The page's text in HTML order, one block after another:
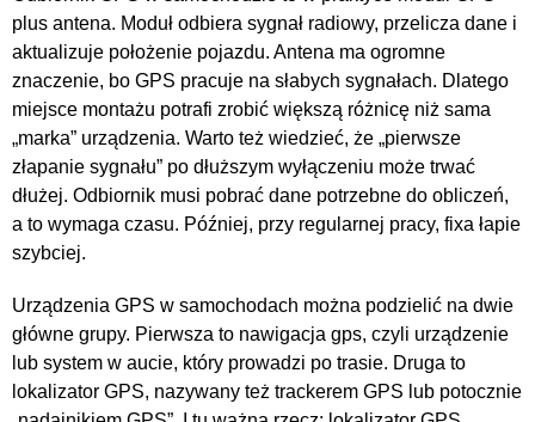
plus antena. Moduł odbiera sygnał radiowy, przelicza dane i
aktualizuje położenie pojazdu. Antena ma ogromne
znaczenie, bo GPS pracuje na słabych sygnałach. Dlatego
miejsce montażu potrafi zrobić większą różnicę niż sama
„marka” urządzenia. Warto też wiedzieć, że „pierwsze
złapanie sygnału” po dłuższym wyłączeniu może trwać
dłużej. Odbiornik musi pobrać dane potrzebne do obliczeń,
a to wymaga czasu. Później, przy regularnej pracy, fixa łapie
szybciej.
Urządzenia GPS w samochodach można podzielić na dwie
główne grupy. Pierwsza to nawigacja gps, czyli urządzenie
lub system w aucie, który prowadzi po trasie. Druga to
lokalizator GPS, nazywany też trackerem GPS lub potocznie